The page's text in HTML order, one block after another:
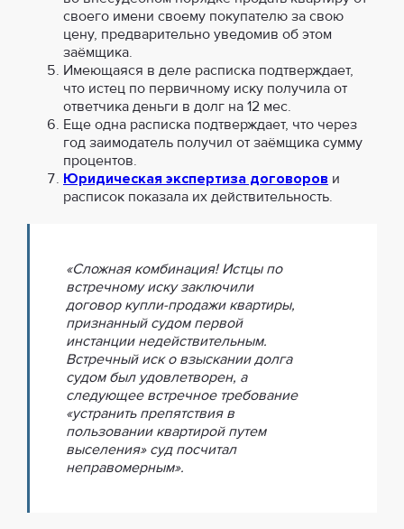
своего имени своему покупателю за свою
цену, предварительно уведомив об этом
заёмщика.
Имеющаяся в деле расписка подтверждает,
что истец по первичному иску получила от
ответчика деньги в долг на 12 мес.
Еще одна расписка подтверждает, что через
год заимодатель получил от заёмщика сумму
процентов.
Юридическая экспертиза договоров и
расписок показала их действительность.
«Сложная комбинация! Истцы по
встречному иску заключили
договор купли-продажи квартиры,
признанный судом первой
инстанции недействительным.
Встречный иск о взыскании долга
судом был удовлетворен, а
следующее встречное требование
«устранить препятствия в
пользовании квартирой путем
выселения» суд посчитал
неправомерным».